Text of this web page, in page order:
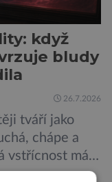
když
bludy
26.7.2026
tváří jako
chápe a
vstřícnost má i
výzkumníků